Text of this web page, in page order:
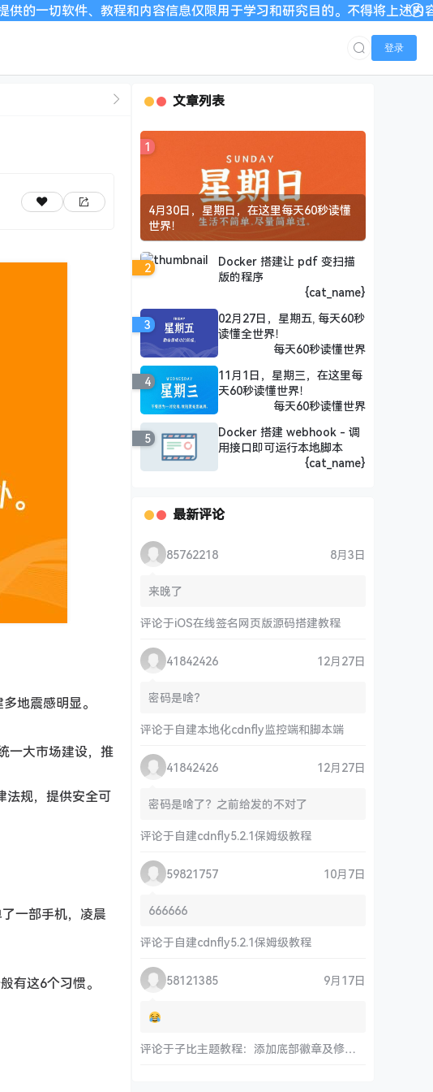
、教程和内容信息仅限用于学习和研究目的。不得将上述内容用于商业
登录
地震感明显。
一大市场建设，推
法规，提供安全可
一部手机，凌晨
有这6个习惯。
文章列表
1
4月30日，星期日，在这里每天60秒读懂
世界！
2
Docker 搭建让 pdf 变扫描
版的程序
{cat_name}
3
02月27日，星期五, 每天60秒
读懂全世界！
每天60秒读懂世界
4
11月1日，星期三，在这里每
天60秒读懂世界！
每天60秒读懂世界
5
Docker 搭建 webhook - 调
用接口即可运行本地脚本
{cat_name}
最新评论
85762218 8月3日
来晚了
评论于iOS在线签名网页版源码搭建教程
41842426 12月27日
密码是啥？
评论于自建本地化cdnfly监控端和脚本端
41842426 12月27日
密码是啥了？之前给发的不对了
评论于自建cdnfly5.2.1保姆级教程
59821757 10月7日
666666
评论于自建cdnfly5.2.1保姆级教程
58121385 9月17日
评论于子比主题教程：添加底部徽章及修改链接和运行时间